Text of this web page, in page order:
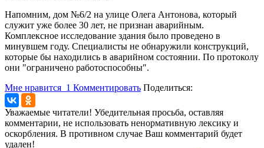
Напомним, дом №6/2 на улице Олега Антонова, который
служит уже более 30 лет, не признан аварийным.
Комплексное исследование здания было проведено в
минувшем году. Специалисты не обнаружили конструкций,
которые бы находились в аварийном состоянии. По протоколу
они "ограничено работоспособны".
Мне нравится 1 Комментировать Поделиться:
Уважаемые читатели! Убедительная просьба, оставляя
комментарии, не использовать ненормативную лексику и
оскорбления. В противном случае Ваш комментарий будет
удален!